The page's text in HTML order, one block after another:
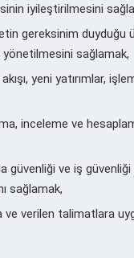
iyileştirilmesini
gereksinim
yönetilmesini sağlamak,
yeni yatırımlar,
inceleme ve
güvenliği ve iş
sağlamak,
ve verilen talimatlara